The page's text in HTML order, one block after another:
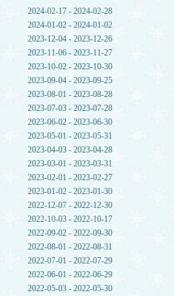
2024-02-17 - 2024-02-28
2024-01-02 - 2024-01-02
2023-12-04 - 2023-12-26
2023-11-06 - 2023-11-27
2023-10-02 - 2023-10-30
2023-09-04 - 2023-09-25
2023-08-01 - 2023-08-28
2023-07-03 - 2023-07-28
2023-06-02 - 2023-06-30
2023-05-01 - 2023-05-31
2023-04-03 - 2023-04-28
2023-03-01 - 2023-03-31
2023-02-01 - 2023-02-27
2023-01-02 - 2023-01-30
2022-12-07 - 2022-12-30
2022-10-03 - 2022-10-17
2022-09-02 - 2022-09-30
2022-08-01 - 2022-08-31
2022-07-01 - 2022-07-29
2022-06-01 - 2022-06-29
2022-05-03 - 2022-05-30